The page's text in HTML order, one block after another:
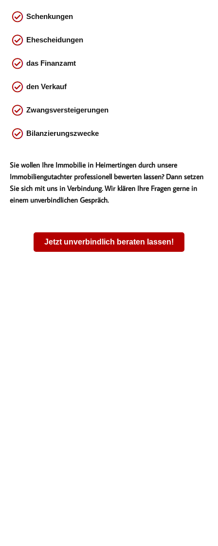
Schenkungen
Ehescheidungen
das Finanzamt
den Verkauf
Zwangsversteigerungen
Bilanzierungszwecke
Sie wollen Ihre Immobilie in Heimertingen durch unsere
Immobiliengutachter professionell bewerten lassen? Dann setzen
Sie sich mit uns in Verbindung. Wir klären Ihre Fragen gerne in
einem unverbindlichen Gespräch.
Jetzt unverbindlich beraten lassen!